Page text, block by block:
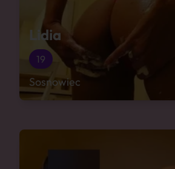
Lidia
19
Sosnowiec